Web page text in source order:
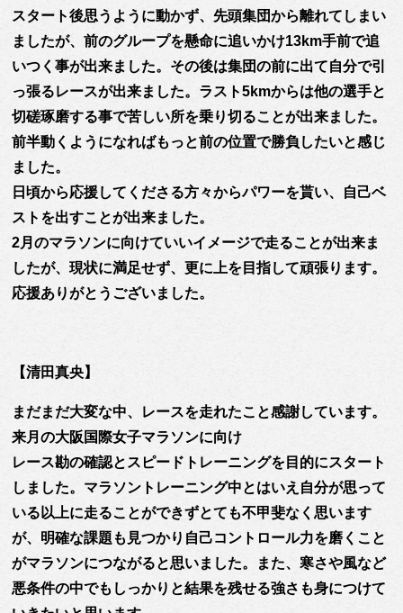
スタート後思うように動かず、先頭集団から離れてしまい
ましたが、前のグループを懸命に追いかけ13km手前で追
いつく事が出来ました。その後は集団の前に出て自分で引
っ張るレースが出来ました。ラスト5kmからは他の選手と
切磋琢磨する事で苦しい所を乗り切ることが出来ました。
前半動くようになればもっと前の位置で勝負したいと感じ
ました。
日頃から応援してくださる方々からパワーを貰い、自己ベ
ストを出すことが出来ました。
2月のマラソンに向けていいイメージで走ることが出来ま
したが、現状に満足せず、更に上を目指して頑張ります。
応援ありがとうございました。
【清田真央】
まだまだ大変な中、レースを走れたこと感謝しています。
来月の大阪国際女子マラソンに向け
レース勘の確認とスピードトレーニングを目的にスタート
しました。マラソントレーニング中とはいえ自分が思って
いる以上に走ることができずとても不甲斐なく思います
が、明確な課題も見つかり自己コントロール力を磨くこと
がマラソンにつながると思いました。また、寒さや風など
悪条件の中でもしっかりと結果を残せる強さも身につけて